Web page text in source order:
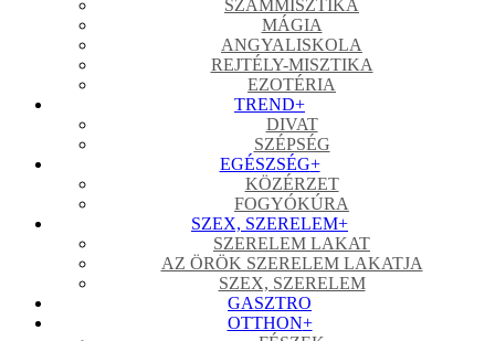
SZÁMMISZTIKA
MÁGIA
ANGYALISKOLA
REJTÉLY-MISZTIKA
EZOTÉRIA
TREND+
DIVAT
SZÉPSÉG
EGÉSZSÉG+
KÖZÉRZET
FOGYÓKÚRA
SZEX, SZERELEM+
SZERELEM LAKAT
AZ ÖRÖK SZERELEM LAKATJA
SZEX, SZERELEM
GASZTRO
OTTHON+